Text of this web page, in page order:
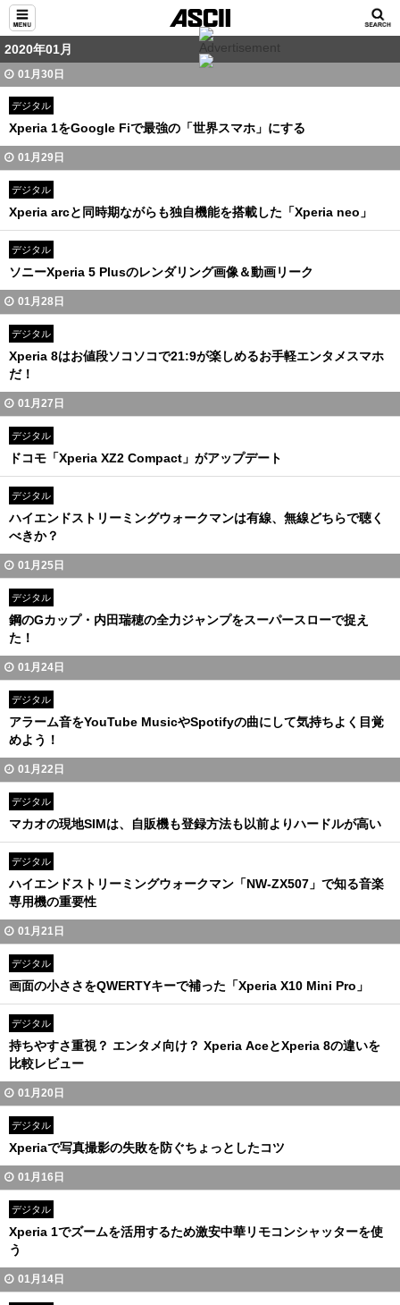
2020年01月
01月30日
デジタル
Xperia 1をGoogle Fiで最強の「世界スマホ」にする
01月29日
デジタル
Xperia arcと同時期ながらも独自機能を搭載した「Xperia neo」
デジタル
ソニーXperia 5 Plusのレンダリング画像＆動画リーク
01月28日
デジタル
Xperia 8はお値段ソコソコで21:9が楽しめるお手軽エンタメスマホ
だ！
01月27日
デジタル
ドコモ「Xperia XZ2 Compact」がアップデート
デジタル
ハイエンドストリーミングウォークマンは有線、無線どちらで聴く
べきか？
01月25日
デジタル
鋼のGカップ・内田瑞穂の全力ジャンプをスーパースローで捉え
た！
01月24日
デジタル
アラーム音をYouTube MusicやSpotifyの曲にして気持ちよく目覚
めよう！
01月22日
デジタル
マカオの現地SIMは、自販機も登録方法も以前よりハードルが高い
デジタル
ハイエンドストリーミングウォークマン「NW-ZX507」で知る音楽
専用機の重要性
01月21日
デジタル
画面の小ささをQWERTYキーで補った「Xperia X10 Mini Pro」
デジタル
持ちやすさ重視？ エンタメ向け？ Xperia AceとXperia 8の違いを
比較レビュー
01月20日
デジタル
Xperiaで写真撮影の失敗を防ぐちょっとしたコツ
01月16日
デジタル
Xperia 1でズームを活用するため激安中華リモコンシャッターを使
う
01月14日